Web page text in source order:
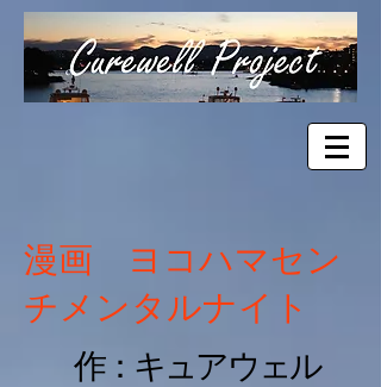
漫画 ヨコハマセン
チメンタルナイト
作：キュアウェル